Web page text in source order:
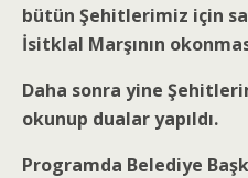
bütün Şehitlerimiz için
İsitklal Marşının
Daha sonra yine
okunup dualar yapıldı.
Programda Belediye